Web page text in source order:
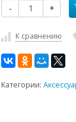
- +
К сравнению
Категории: